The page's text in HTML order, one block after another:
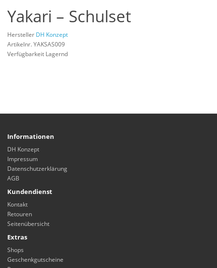
Yakari – Schulset
Hersteller DH Konzept
Artikelnr. YAKSAS009
Verfügbarkeit Lagernd
Informationen
DH Konzept
Impressum
Datenschutzerklärung
AGB
Kundendienst
Kontakt
Retouren
Seitenübersicht
Extras
Shops
Geschenkgutscheine